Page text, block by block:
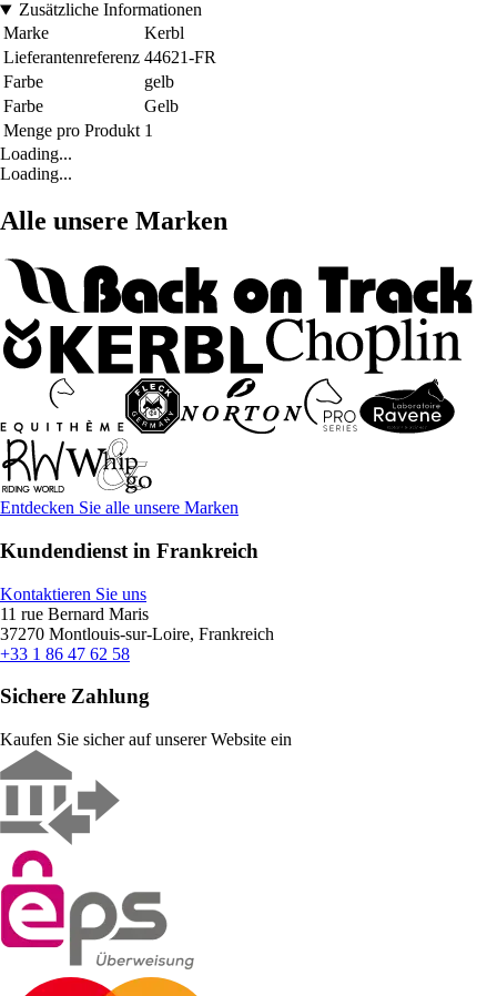
Zusätzliche Informationen
Marke
Kerbl
Lieferantenreferenz 44621-FR
Farbe
gelb
Farbe
Gelb
Menge pro Produkt 1
Loading...
Loading...
Alle unsere Marken
Entdecken Sie alle unsere Marken
Kundendienst in Frankreich
Kontaktieren Sie uns
11 rue Bernard Maris
37270 Montlouis-sur-Loire, Frankreich
+33 1 86 47 62 58
Sichere Zahlung
Kaufen Sie sicher auf unserer Website ein